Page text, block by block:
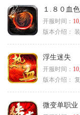
１.８０血
开服时间：
版本介绍：
浮生迷失
开服时间：
版本介绍：
微变单职业